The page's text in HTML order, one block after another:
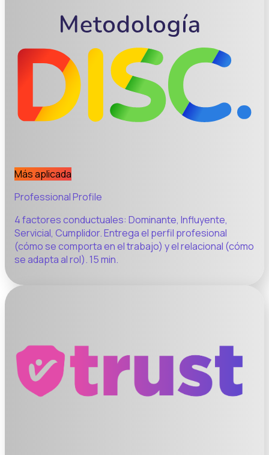
Más aplicada
Professional Profile
4 factores conductuales: Dominante, Influyente,
Servicial, Cumplidor. Entrega el perfil profesional
(cómo se comporta en el trabajo) y el relacional (cómo
se adapta al rol). 15 min.